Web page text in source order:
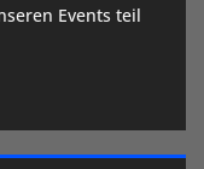
Events teil